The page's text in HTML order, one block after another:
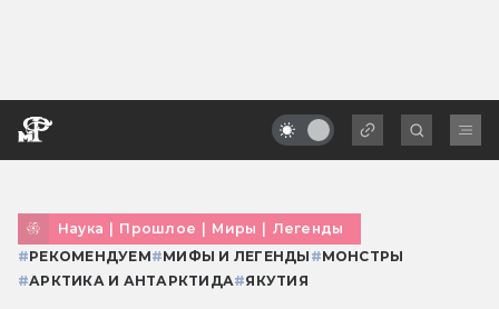
Наука | Прошлое | Миры | Легенды
#РЕКОМЕНДУЕМ#МИФЫ И ЛЕГЕНДЫ #МОНСТРЫ
#АРКТИКА И АНТАРКТИДА#ЯКУТИЯ